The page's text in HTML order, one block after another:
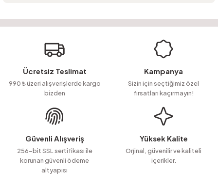
Soru Sor
Görüş ve önerileriniz için teşekkür ederiz.
Ürün resmi kalitesiz, bozuk veya görüntülenemiyor.
Ürün açıklamasında eksik bilgiler bulunuyor.
Ürün bilgilerinde hatalar bulunuyor.
Ürün fiyatı diğer sitelerden daha pahalı.
Bu ürüne benzer farklı alternatifler olmalı.
Ücretsiz Teslimat
990 ₺ üzeri alışverişlerde kargo
bizden
Kampanya
Sizin için seçtiğimiz özel
fırsatları kaçırmayın!
Güvenli Alışveriş
256-bit SSL sertifikası ile
korunan güvenli ödeme
altyapısı
Yüksek Kalite
Orjinal, güvenilir ve kaliteli
içerikler.